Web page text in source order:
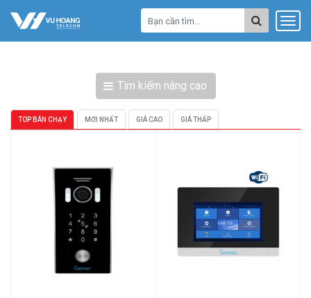
Tìm kiếm nâng cao
TOP BÁN CHẠY MỚI NHẤT GIÁ CAO GIÁ THẤP